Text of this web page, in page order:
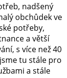
nadšený
obchůdek ve
potřeby,
a větší
s více než 40
tu stále pro
a stále